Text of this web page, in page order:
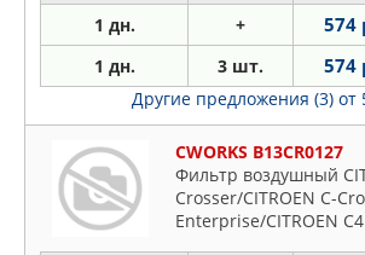
1 дн. + 574
1 дн. 3 шт. 574
Другие предложения (3) от
CWORKS B13CR0127
Фильтр воздушный
Crosser/CITROEN C-
Enterprise/CITROEN C4